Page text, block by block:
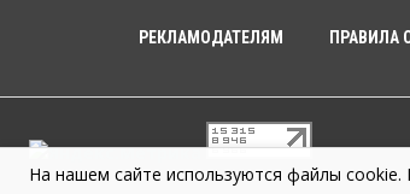
РЕКЛАМОДАТЕЛЯМ ПРАВИЛА
На нашем сайте используются файлы